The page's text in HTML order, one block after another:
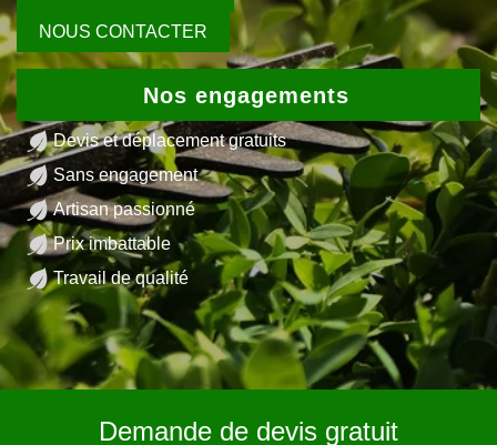
NOUS CONTACTER
Nos engagements
Devis et déplacement gratuits
Sans engagement
Artisan passionné
Prix imbattable
Travail de qualité
Demande de devis gratuit